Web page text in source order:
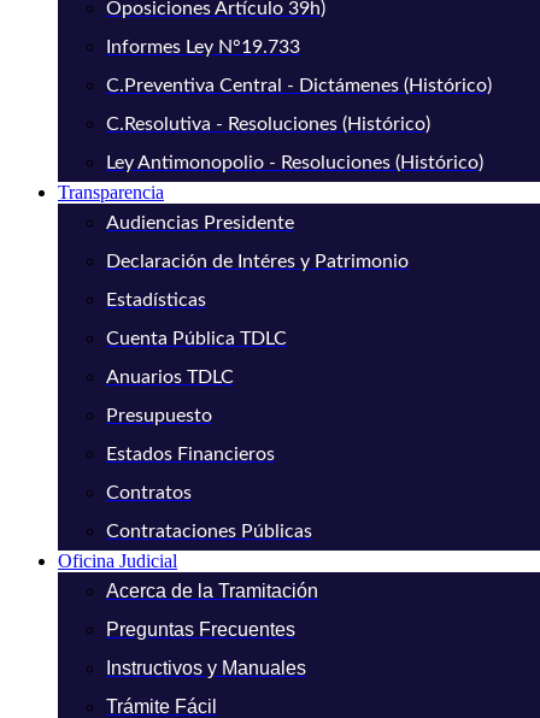
Oposiciones Artículo 39h)
Informes Ley N°19.733
C.Preventiva Central - Dictámenes (Histórico)
C.Resolutiva - Resoluciones (Histórico)
Ley Antimonopolio - Resoluciones (Histórico)
Transparencia
Audiencias Presidente
Declaración de Intéres y Patrimonio
Estadísticas
Cuenta Pública TDLC
Anuarios TDLC
Presupuesto
Estados Financieros
Contratos
Contrataciones Públicas
Oficina Judicial
Acerca de la Tramitación
Preguntas Frecuentes
Instructivos y Manuales
Trámite Fácil